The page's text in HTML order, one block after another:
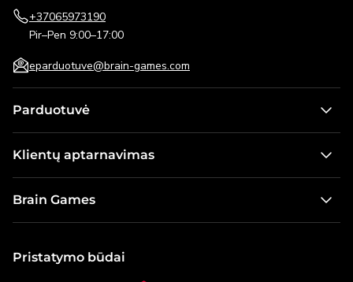
+37065973190
Pir–Pen 9:00–17:00
eparduotuve@brain-games.com
Parduotuvė
Žaidimai vaikams
Modeliai ir konstruktoriai
Klientų aptarnavimas
Pristatymo informacija
Dovanų kortelė
Brain Games
Naujienos
Pristatymo būdai